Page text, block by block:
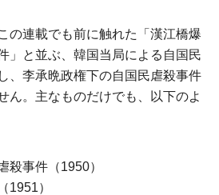
の連載でも前に触れた「漢江橋爆
」と並ぶ、韓国当局による自国民
、李承晩政権下の自国民虐殺事件
ん。主なものだけでも、以下のよ
殺事件（1950）
1951）